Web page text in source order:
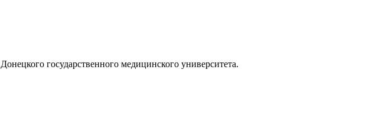
государственного медицинского университета.